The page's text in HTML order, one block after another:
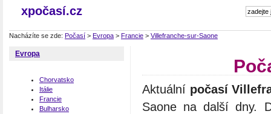
xpočasí.cz
Nacházíte se zde: Počasí > Evropa > Francie > Villefranche-sur-Saone
Evropa
Chorvatsko
Itálie
Francie
Bulharsko
Aktuální počasí
Saone na další dny.